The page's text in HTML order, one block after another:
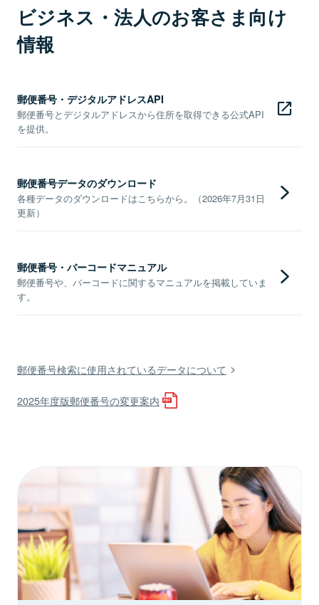
ビジネス・法人のお客さま向け
情報
郵便番号・デジタルアドレスAPI
郵便番号とデジタルアドレスから住所を取得できる公式API
を提供。
郵便番号データのダウンロード
各種データのダウンロードはこちらから。（2026年7月31日
更新）
郵便番号・バーコードマニュアル
郵便番号や、バーコードに関するマニュアルを掲載していま
す。
郵便番号検索に使用されているデータについて
2025年度版郵便番号の変更案内